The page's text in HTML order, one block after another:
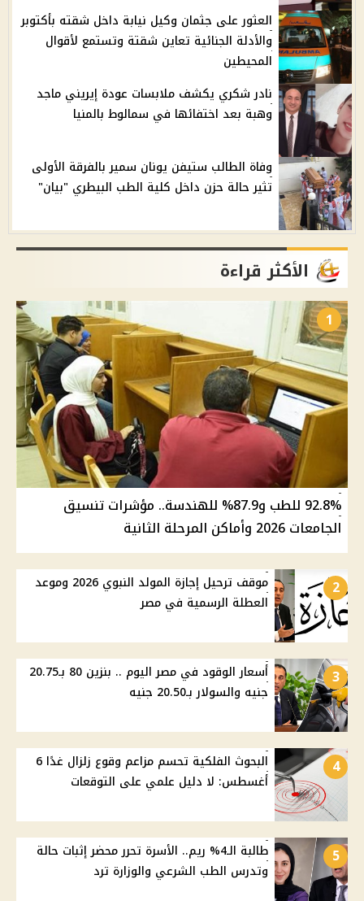
العثور على جثمان وكيل نيابة داخل شقته بأكتوبر
والأدلة الجنائية تعاين شقتة وتستمع لأقوال
المحيطين
نادر شكري يكشف ملابسات عودة إيريني ماجد
وهبة بعد اختفائها في سمالوط بالمنيا
وفاة الطالب ستيفن يونان سمير بالفرقة الأولى
تثير حالة حزن داخل كلية الطب البيطري "بيان"
الأكثر قراءة
1
92.8% للطب و87.9% للهندسة.. مؤشرات تنسيق
الجامعات 2026 وأماكن المرحلة الثانية
2
موقف ترحيل إجازة المولد النبوي 2026 وموعد
العطلة الرسمية في مصر
3
أسعار الوقود في مصر اليوم .. بنزين 80 بـ20.75
جنيه والسولار بـ20.50 جنيه
4
البحوث الفلكية تحسم مزاعم وقوع زلزال غدًا 6
أغسطس: لا دليل علمي على التوقعات
5
طالبة الـ4% ريم.. الأسرة تحرر محضر إثبات حالة
وتدرس الطب الشرعي والوزارة ترد